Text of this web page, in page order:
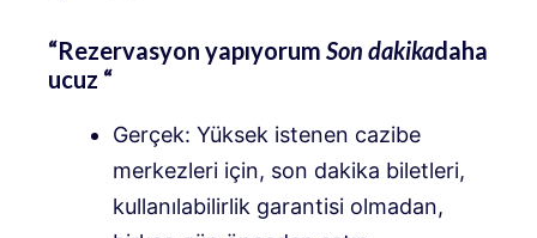
“Rezervasyon yapıyorum Son dakikadaha
ucuz “
Gerçek: Yüksek istenen cazibe
merkezleri için, son dakika biletleri,
kullanılabilirlik garantisi olmadan,